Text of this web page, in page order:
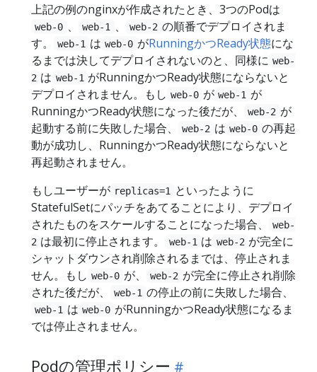
上記の例のnginxが作成されたとき、3つのPodは
web-0 、 web-1 、 web-2 の順番でデプロイされま
す。
web-1 は web-0 がRunningかつReady状態にな
るまでは決してデプロイされないのと、同様に web-
2 は web-1 がRunningかつReady状態にならないと
デプロイされません。もし web-0 が web-1 が
RunningかつReady状態になった後だが、
web-2 が
起動する前に失敗した場合、
web-2 は web-0 の再起
動が成功し、RunningかつReady状態にならないと
再起動されません。
もしユーザーが replicas=1
といったように
StatefulSetにパッチをあてることにより、デプロイ
されたものをスケールすることになった場合、
web-
2 は最初に停止されます。 web-1 は web-2 が完全に
シャットダウンされ削除されるまでは、停止されま
せん。もし web-0 が、 web-2 が完全に停止され削除
された後だが、
web-1 の停止の前に失敗した場合、
web-1 は web-0 がRunningかつReady状態になるま
では停止されません。
Podの管理ポリシー